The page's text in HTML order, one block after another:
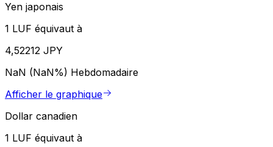
Yen japonais
1 LUF équivaut à
4,52212 JPY
NaN (NaN%) Hebdomadaire
Afficher le graphique
Dollar canadien
1 LUF équivaut à